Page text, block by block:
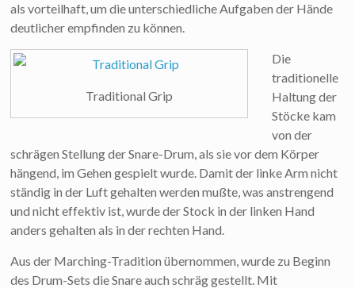
als vorteilhaft, um die unterschiedliche Aufgaben der Hände
deutlicher empfinden zu können.
Traditional Grip
Die
traditionelle
Haltung der
Stöcke kam
von der
schrägen Stellung der Snare-Drum, als sie vor dem Körper
hängend, im Gehen gespielt wurde. Damit der linke Arm nicht
ständig in der Luft gehalten werden mußte, was anstrengend
und nicht effektiv ist, wurde der Stock in der linken Hand
anders gehalten als in der rechten Hand.
Aus der Marching-Tradition übernommen, wurde zu Beginn
des Drum-Sets die Snare auch schräg gestellt. Mit